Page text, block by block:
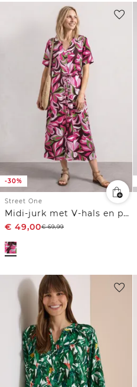
-30%
Street One
Midi-jurk met V-hals en print
€ 49,00€69,99